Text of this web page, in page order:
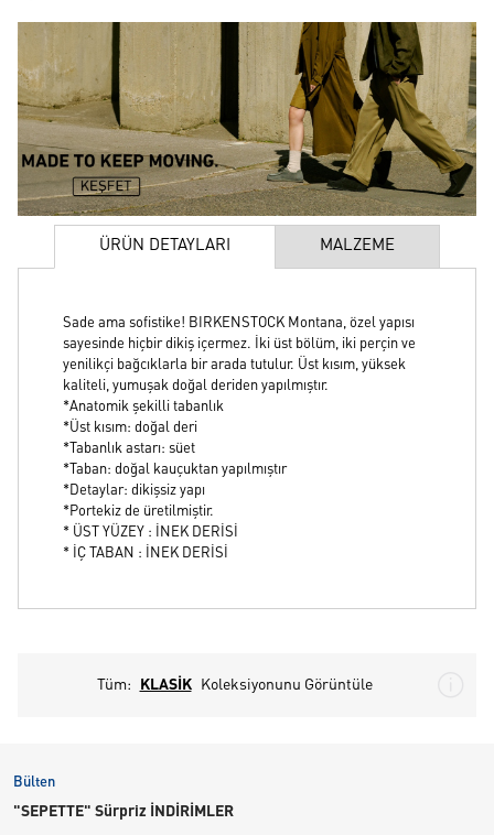
ÜRÜN DETAYLARI MALZEME
Sade ama sofistike! BIRKENSTOCK Montana, özel yapısı
sayesinde hiçbir dikiş içermez. İki üst bölüm, iki perçin ve
yenilikçi bağcıklarla bir arada tutulur. Üst kısım, yüksek
kaliteli, yumuşak doğal deriden yapılmıştır.
*Anatomik şekilli tabanlık
*Üst kısım: doğal deri
*Tabanlık astarı: süet
*Taban: doğal kauçuktan yapılmıştır
*Detaylar: dikişsiz yapı
*Portekiz de üretilmiştir.
* ÜST YÜZEY : İNEK DERİSİ
* İÇ TABAN : İNEK DERİSİ
Tüm: KLASİK Koleksiyonunu Görüntüle
Bülten
"SEPETTE" Sürpriz İNDİRİMLER